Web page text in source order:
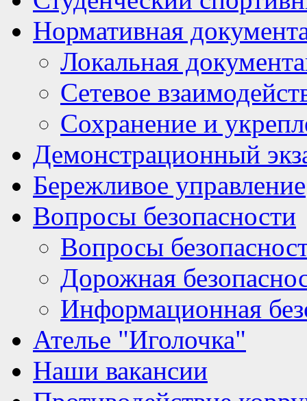
Нормативная
Локальная
Сетевое
Сохранение и
Демонстрационный
Бережливое управление
Вопросы безопасности
Вопросы
Дорожная
Информационная
Ателье "Иголочка"
Наши вакансии